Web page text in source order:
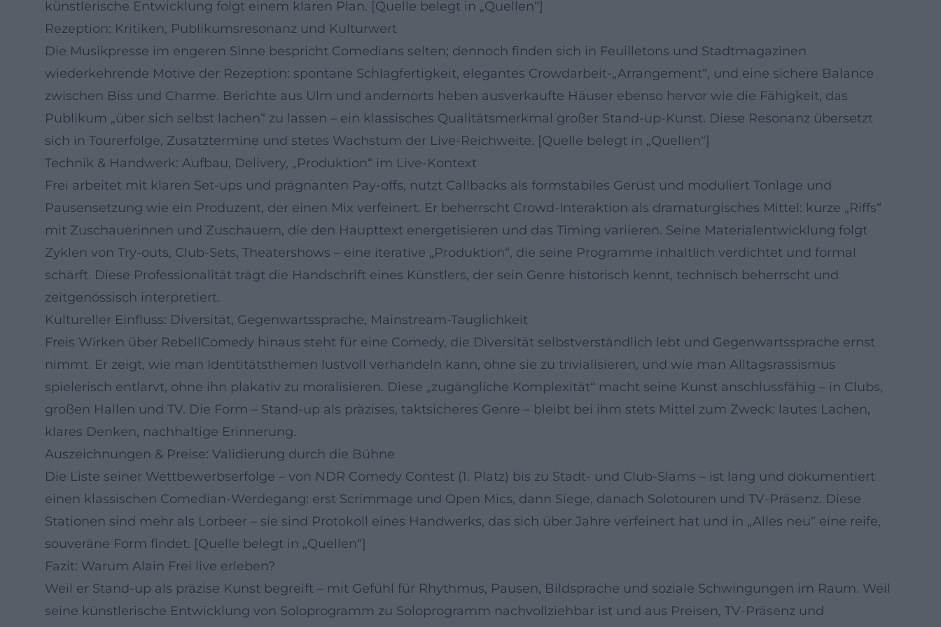
künstlerische Entwicklung folgt einem klaren Plan. [Quelle belegt in „Quellen“]
Rezeption: Kritiken, Publikumsresonanz und Kulturwert
Die Musikpresse im engeren Sinne bespricht Comedians selten; dennoch finden sich in Feuilletons und Stadtmagazinen
wiederkehrende Motive der Rezeption: spontane Schlagfertigkeit, elegantes Crowdarbeit-„Arrangement“, und eine sichere Balance
zwischen Biss und Charme. Berichte aus Ulm und andernorts heben ausverkaufte Häuser ebenso hervor wie die Fähigkeit, das
Publikum „über sich selbst lachen“ zu lassen – ein klassisches Qualitätsmerkmal großer Stand-up-Kunst. Diese Resonanz übersetzt
sich in Tourerfolge, Zusatztermine und stetes Wachstum der Live-Reichweite. [Quelle belegt in „Quellen“]
Technik & Handwerk: Aufbau, Delivery, „Produktion“ im Live-Kontext
Frei arbeitet mit klaren Set-ups und prägnanten Pay-offs, nutzt Callbacks als formstabiles Gerüst und moduliert Tonlage und
Pausensetzung wie ein Produzent, der einen Mix verfeinert. Er beherrscht Crowd-Interaktion als dramaturgisches Mittel: kurze „Riffs“
mit Zuschauerinnen und Zuschauern, die den Haupttext energetisieren und das Timing variieren. Seine Materialentwicklung folgt
Zyklen von Try-outs, Club-Sets, Theatershows – eine iterative „Produktion“, die seine Programme inhaltlich verdichtet und formal
schärft. Diese Professionalität trägt die Handschrift eines Künstlers, der sein Genre historisch kennt, technisch beherrscht und
zeitgenössisch interpretiert.
Kultureller Einfluss: Diversität, Gegenwartssprache, Mainstream-Tauglichkeit
Freis Wirken über RebellComedy hinaus steht für eine Comedy, die Diversität selbstverständlich lebt und Gegenwartssprache ernst
nimmt. Er zeigt, wie man Identitätsthemen lustvoll verhandeln kann, ohne sie zu trivialisieren, und wie man Alltagsrassismus
spielerisch entlarvt, ohne ihn plakativ zu moralisieren. Diese „zugängliche Komplexität“ macht seine Kunst anschlussfähig – in Clubs,
großen Hallen und TV. Die Form – Stand-up als präzises, taktsicheres Genre – bleibt bei ihm stets Mittel zum Zweck: lautes Lachen,
klares Denken, nachhaltige Erinnerung.
Auszeichnungen & Preise: Validierung durch die Bühne
Die Liste seiner Wettbewerbserfolge – von NDR Comedy Contest (1. Platz) bis zu Stadt- und Club-Slams – ist lang und dokumentiert
einen klassischen Comedian-Werdegang: erst Scrimmage und Open Mics, dann Siege, danach Solotouren und TV-Präsenz. Diese
Stationen sind mehr als Lorbeer – sie sind Protokoll eines Handwerks, das sich über Jahre verfeinert hat und in „Alles neu“ eine reife,
souveräne Form findet. [Quelle belegt in „Quellen“]
Fazit: Warum Alain Frei live erleben?
Weil er Stand-up als präzise Kunst begreift – mit Gefühl für Rhythmus, Pausen, Bildsprache und soziale Schwingungen im Raum. Weil
seine künstlerische Entwicklung von Soloprogramm zu Soloprogramm nachvollziehbar ist und aus Preisen, TV-Präsenz und